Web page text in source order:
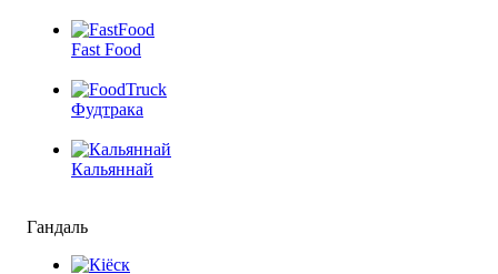
Fast Food
Фудтрака
Кальяннай
Гандаль